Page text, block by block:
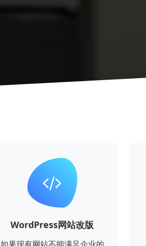
WordPress网站改版
如果现有网站不能满足企业的